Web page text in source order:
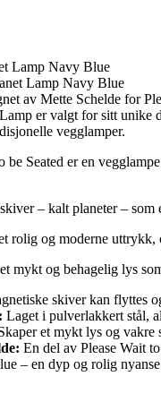
Lamp Navy Blue
av Mette Schelde for
er valgt for sitt unike
vegglamper.
be Seated er en
– kalt planeter –
rolig og moderne
mykt og behagelig lys
skiver kan flyttes
Laget i pulverlakkert stål,
et mykt lys og vakre
En del av Please Wait
– en dyp og rolig